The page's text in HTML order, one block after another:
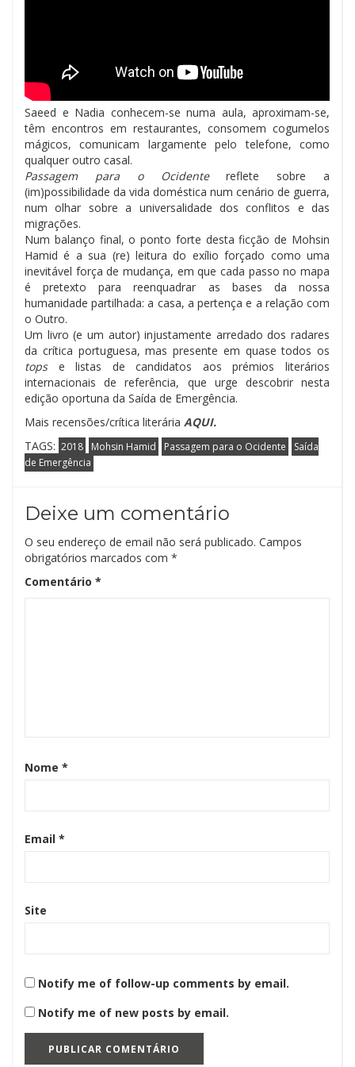
Saeed e Nadia conhecem-se numa aula, aproximam-se,
têm encontros em restaurantes, consomem cogumelos
mágicos, comunicam largamente pelo telefone, como
qualquer outro casal.
Passagem para o Ocidentereflete sobre a
(im)possibilidade da vida doméstica num cenário de guerra,
num olhar sobre a universalidade dos conflitos e das
migrações.
Num balanço final, o ponto forte desta ficção de Mohsin
Hamid é a sua (re) leitura do exílio forçado como uma
inevitável força de mudança, em que cada passo no mapa
é pretexto para reenquadrar as bases da nossa
humanidade partilhada: a casa, a pertença e a relação com
o Outro.
Um livro (e um autor) injustamente arredado dos radares
da crítica portuguesa, mas presente em quase todos os
topse listas de candidatos aos prémios literários
internacionais de referência, que urge descobrir nesta
edição oportuna da Saída de Emergência.
Mais recensões/crítica literária AQUI.
TAGS: 2018 Mohsin Hamid Passagem para o Ocidente
Saída
de Emergência
Deixe um comentário
O seu endereço de email não será publicado. Campos
obrigatórios marcados com *
Comentário *
Nome *
Email *
Site
Notify me of follow-up comments by email.
Notify me of new posts by email.